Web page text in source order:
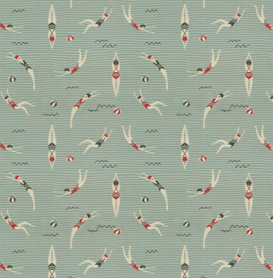
Quadratmeter kleines Hügelhäuschen vor dem Verfall
und zeigen, wie schlau mediterranes Wohnen sein
kann. Hier zeigen wir nicht veröffentlichte Bilder zur
Homestory im Heft.
Homestory Wohnen
Eine Ferienvilla im
elegant-entspannten
Boho Style
Ibiza in aller Ruhe: Abseits der vollen Strände, der
Clubs und ihren Beats, steht im Südwesten von Ibiza
eine Finca zum Kraft tanken. Von außen präsentiert